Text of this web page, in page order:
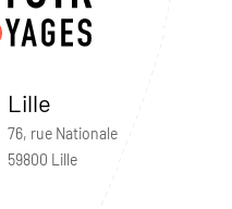
Lille
76, rue Nationale
59800 Lille